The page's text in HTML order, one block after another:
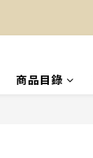
商品目錄